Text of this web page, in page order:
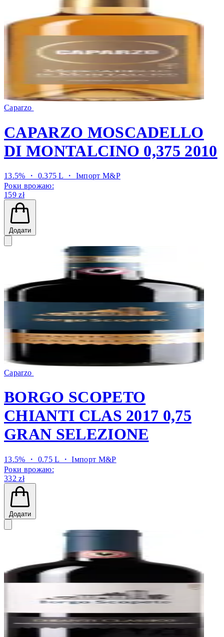
Caparzo
CAPARZO MOSCADELLO
DI MONTALCINO 0,375 2010
13.5% ・ 0.375 L ・ Імпорт M&P
Роки врожаю:
159 zł
Додати
Caparzo
BORGO SCOPETO
CHIANTI CLAS 2017 0,75
GRAN SELEZIONE
13.5% ・ 0.75 L ・Імпорт M&P
Роки врожаю:
332 zł
Додати